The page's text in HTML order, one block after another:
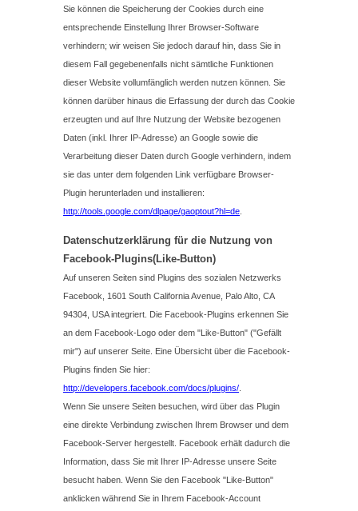
Sie können die Speicherung der Cookies durch eine
entsprechende Einstellung Ihrer Browser-Software
verhindern; wir weisen Sie jedoch darauf hin, dass Sie in
diesem Fall gegebenenfalls nicht sämtliche Funktionen
dieser Website vollumfänglich werden nutzen können. Sie
können darüber hinaus die Erfassung der durch das Cookie
erzeugten und auf Ihre Nutzung der Website bezogenen
Daten (inkl. Ihrer IP-Adresse) an Google sowie die
Verarbeitung dieser Daten durch Google verhindern, indem
sie das unter dem folgenden Link verfügbare Browser-
Plugin herunterladen und installieren:
http://tools.google.com/dlpage/gaoptout?hl=de.
Datenschutzerklärung für die Nutzung von
Facebook-Plugins(Like-Button)
Auf unseren Seiten sind Plugins des sozialen Netzwerks
Facebook, 1601 South California Avenue, Palo Alto, CA
94304, USA integriert. Die Facebook-Plugins erkennen Sie
an dem Facebook-Logo oder dem "Like-Button" ("Gefällt
mir") auf unserer Seite. Eine Übersicht über die Facebook-
Plugins finden Sie hier:
http://developers.facebook.com/docs/plugins/.
Wenn Sie unsere Seiten besuchen, wird über das Plugin
eine direkte Verbindung zwischen Ihrem Browser und dem
Facebook-Server hergestellt. Facebook erhält dadurch die
Information, dass Sie mit Ihrer IP-Adresse unsere Seite
besucht haben. Wenn Sie den Facebook "Like-Button"
anklicken während Sie in Ihrem Facebook-Account